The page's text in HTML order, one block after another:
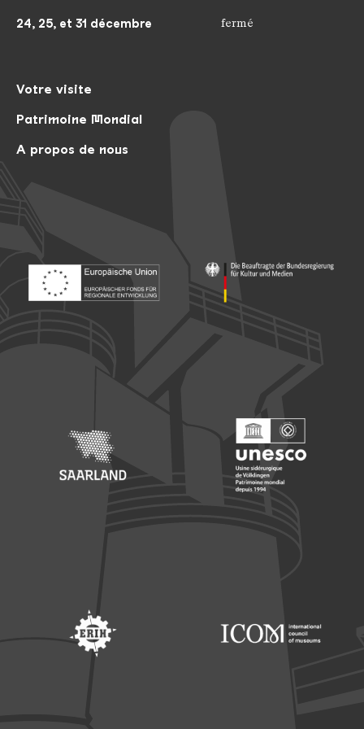
Votre visite
Patrimoine Mondial
A propos de nous
24, 25, et 31 décembre fermé